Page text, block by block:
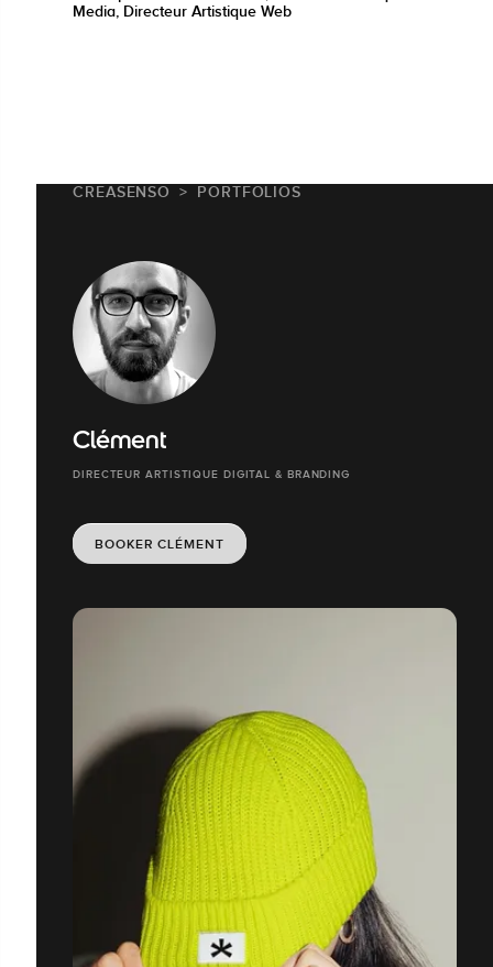
Media, Directeur Artistique Web
CREASENSO PORTFOLIOS
Clément
DIRECTEUR ARTISTIQUE DIGITAL & BRANDING
BOOKER CLÉMENT